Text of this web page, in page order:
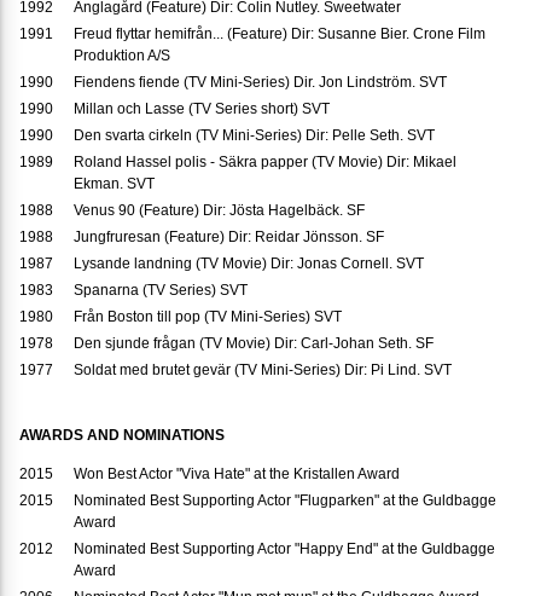
1992
Änglagård (Feature) Dir: Colin Nutley. Sweetwater
1991
Freud flyttar hemifrån... (Feature) Dir: Susanne Bier. Crone Film
Produktion A/S
1990
Fiendens fiende (TV Mini-Series) Dir. Jon Lindström. SVT
1990
Millan och Lasse (TV Series short) SVT
1990
Den svarta cirkeln (TV Mini-Series) Dir: Pelle Seth. SVT
1989
Roland Hassel polis - Säkra papper (TV Movie) Dir: Mikael
Ekman. SVT
1988
Venus 90 (Feature) Dir: Jösta Hagelbäck. SF
1988
Jungfruresan (Feature) Dir: Reidar Jönsson. SF
1987
Lysande landning (TV Movie) Dir: Jonas Cornell. SVT
1983
Spanarna (TV Series) SVT
1980
Från Boston till pop (TV Mini-Series) SVT
1978
Den sjunde frågan (TV Movie) Dir: Carl-Johan Seth. SF
1977
Soldat med brutet gevär (TV Mini-Series) Dir: Pi Lind. SVT
AWARDS AND NOMINATIONS
2015
Won Best Actor "Viva Hate" at the Kristallen Award
2015
Nominated Best Supporting Actor "Flugparken" at the Guldbagge
Award
2012
Nominated Best Supporting Actor "Happy End" at the Guldbagge
Award